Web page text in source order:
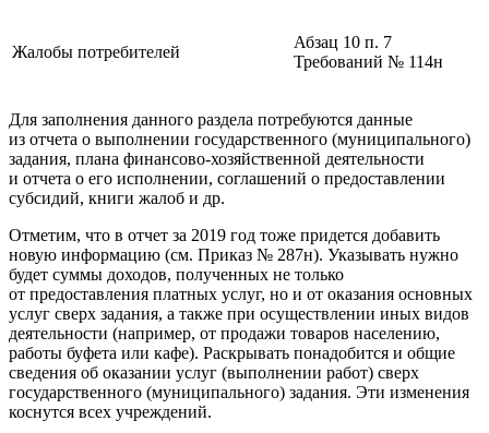
Жалобы потребителей
Абзац 10 п. 7
Требований № 114н
Для заполнения данного раздела потребуются данные
из отчета о выполнении государственного (муниципального)
задания, плана финансово-хозяйственной деятельности
и отчета о его исполнении, соглашений о предоставлении
субсидий, книги жалоб и др.
Отметим, что в отчет за 2019 год тоже придется добавить
новую информацию (см. Приказ № 287н). Указывать нужно
будет суммы доходов, полученных не только
от предоставления платных услуг, но и от оказания основных
услуг сверх задания, а также при осуществлении иных видов
деятельности (например, от продажи товаров населению,
работы буфета или кафе). Раскрывать понадобится и общие
сведения об оказании услуг (выполнении работ) сверх
государственного (муниципального) задания. Эти изменения
коснутся всех учреждений.